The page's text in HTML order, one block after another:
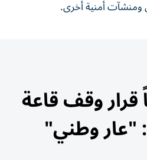
أمنية أخرى.
وقف قاعة
"عار وطني"